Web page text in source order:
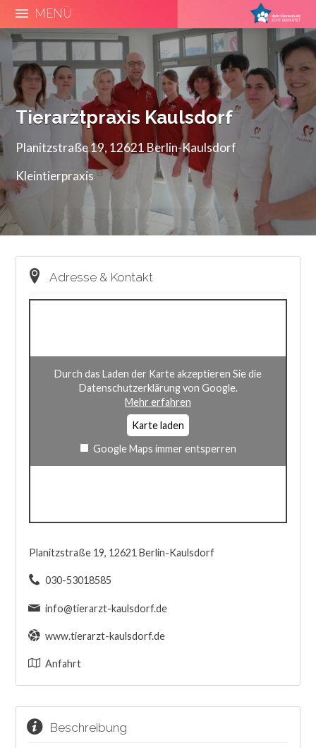
MENÜ
Tierarztpraxis Kaulsdorf
Planitzstraße 19, 12621 Berlin-Kaulsdorf
Kleintierpraxis
Adresse & Kontakt
Durch das Laden der Karte akzeptieren Sie die
Datenschutzerklärung von Google.
Mehr erfahren
Karte laden
Google Maps immer entsperren
Planitzstraße 19, 12621 Berlin-Kaulsdorf
030-53018585
info@tierarzt-kaulsdorf.de
www.tierarzt-kaulsdorf.de
Anfahrt
Beschreibung